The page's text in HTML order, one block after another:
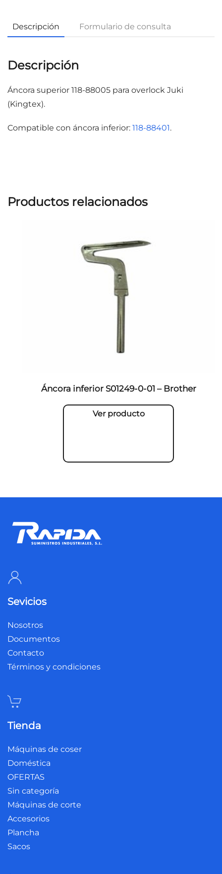
Descripción Formulario de consulta
Descripción
Áncora superior 118-88005 para overlock Juki
(Kingtex).
Compatible con áncora inferior: 118-88401.
Productos relacionados
Áncora inferior S01249-0-01 – Brother
Ver producto
Sevicios
Nosotros
Documentos
Contacto
Términos y condiciones
Tienda
Máquinas de coser
Doméstica
OFERTAS
Sin categoría
Máquinas de corte
Accesorios
Plancha
Sacos